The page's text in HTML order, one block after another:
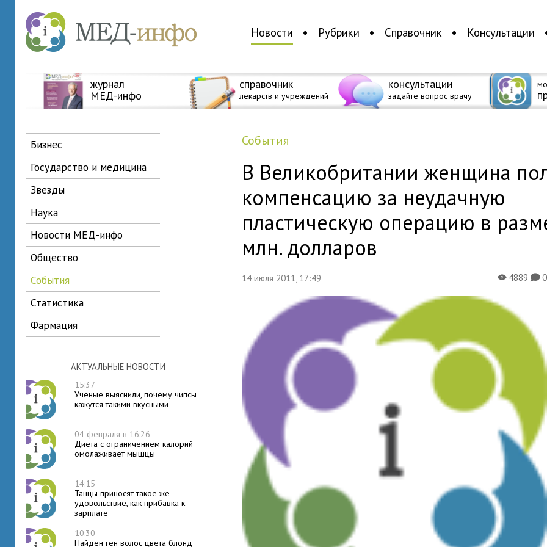
Новости Рубрики Справочник Консультации
журнал
МЕД-инфо
справочник
лекарств и учреждений
консультации
задайте вопрос врачу
бизнес
государство и медицина
звезды
наука
новости МЕД-инфо
общество
события
статистика
фармация
АКТУАЛЬНЫЕ НОВОСТИ
15:37
Ученые выяснили, почему чипсы
кажутся такими вкусными
04 февраля в 16:26
Диета с ограничением калорий
омолаживает мышцы
14:15
Танцы приносят такое же
удовольствие, как прибавка к
зарплате
10:30
Найден ген волос цвета блонд
события
В Великобритании женщина
компенсацию за неудачную
пластическую операцию в
млн. долларов
14 июля 2011, 17:49 X4889K0